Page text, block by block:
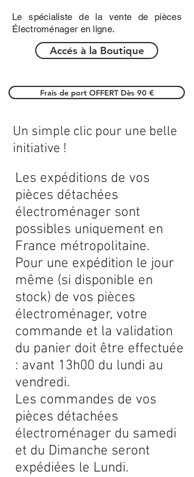
Le spécialiste de la vente de pièces
Électroménager en ligne.
Accés à la Boutique
Frais de port OFFERT Dès 90 €
Les expéditions de vos
pièces détachées
électroménager sont
possibles uniquement en
France métropolitaine.
Pour une expédition le jour
même (si disponible en
stock) de vos pièces
électroménager, votre
commande et la validation
du panier doit être effectuée
: avant 13h00 du lundi au
vendredi.
Les commandes de vos
pièces détachées
électroménager du samedi
et du Dimanche seront
expédiées le Lundi.
Un simple clic pour une belle
initiative !